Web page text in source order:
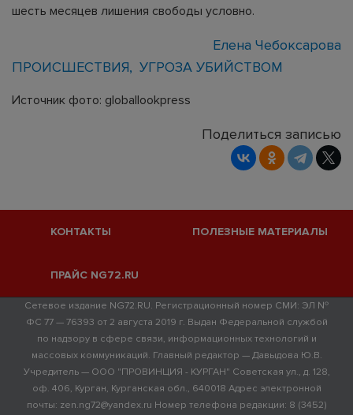
шесть месяцев лишения свободы условно.
Елена Чебоксарова
ПРОИСШЕСТВИЯ
УГРОЗА УБИЙСТВОМ
Источник фото: globallookpress
Поделиться записью
КОНТАКТЫ ПОЛЕЗНЫЕ МАТЕРИАЛЫ
ПРАЙС NG72.RU
Сетевое издание NG72.RU. Регистрационный номер СМИ: ЭЛ №
ФС 77 — 76393 от 2 августа 2019 г. Выдан Федеральной службой
по надзору в сфере связи, информационных технологий и
массовых коммуникаций. Главный редактор — Давыдова Ю.В.
Учредитель — ООО "ПРОВИНЦИЯ - КУРГАН" Советская ул., д. 128,
оф. 406, Курган, Курганская обл., 640018 Адрес электронной
почты: zen.ng72@yandex.ru Номер телефона редакции: 8 (3452)